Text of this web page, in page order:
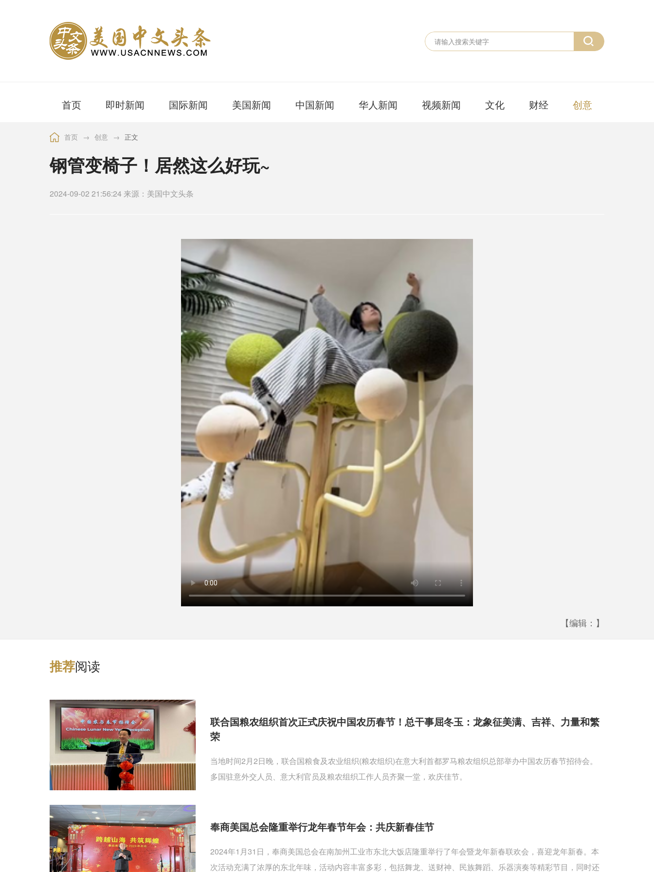
首页 即时新闻 国际新闻 美国新闻 中国新闻 华人新闻 视频新闻 文化 财经 创意
首页 → 创意 → 正文
钢管变椅子！居然这么好玩~
2024-09-02 21:56:24 来源：美国中文头条
【编辑：】
推荐阅读
联合国粮农组织首次正式庆祝中国农历春节！总干事屈冬玉：龙象征美满、吉祥、力量和繁
荣
当地时间2月2日晚，联合国粮食及农业组织(粮农组织)在意大利首都罗马粮农组织总部举办中国农历春节招待会。
多国驻意外交人员、意大利官员及粮农组织工作人员齐聚一堂，欢庆佳节。
奉商美国总会隆重举行龙年春节年会：共庆新春佳节
2024年1月31日，奉商美国总会在南加州工业市东北大饭店隆重举行了年会暨龙年新春联欢会，喜迎龙年新春。本
次活动充满了浓厚的东北年味，活动内容丰富多彩，包括舞龙、送财神、民族舞蹈、乐器演奏等精彩节目，同时还